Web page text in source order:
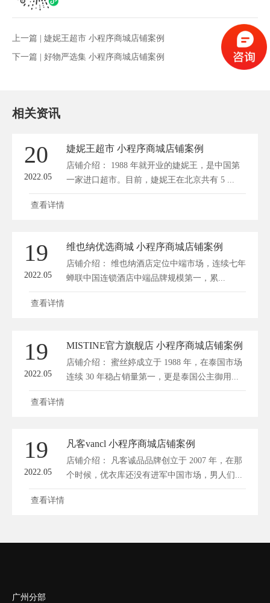
上一篇 | 婕妮王超市 小程序商城店铺案例
下一篇 | 好物严选集 小程序商城店铺案例
相关资讯
20
2022.05
婕妮王超市 小程序商城店铺案例
店铺介绍： 1988 年就开业的婕妮王，是中国第
一家进口超市。目前，婕妮王在北京共有 5 ...
查看详情
19
2022.05
维也纳优选商城 小程序商城店铺案例
店铺介绍： 维也纳酒店定位中端市场，连续七年
蝉联中国连锁酒店中端品牌规模第一，累...
查看详情
19
2022.05
MISTINE官方旗舰店 小程序商城店铺案例
店铺介绍： 蜜丝婷成立于 1988 年，在泰国市场
连续 30 年稳占销量第一，更是泰国公主御用...
查看详情
19
2022.05
凡客vancl 小程序商城店铺案例
店铺介绍： 凡客诚品品牌创立于 2007 年，在那
个时候，优衣库还没有进军中国市场，男人们...
查看详情
广州分部